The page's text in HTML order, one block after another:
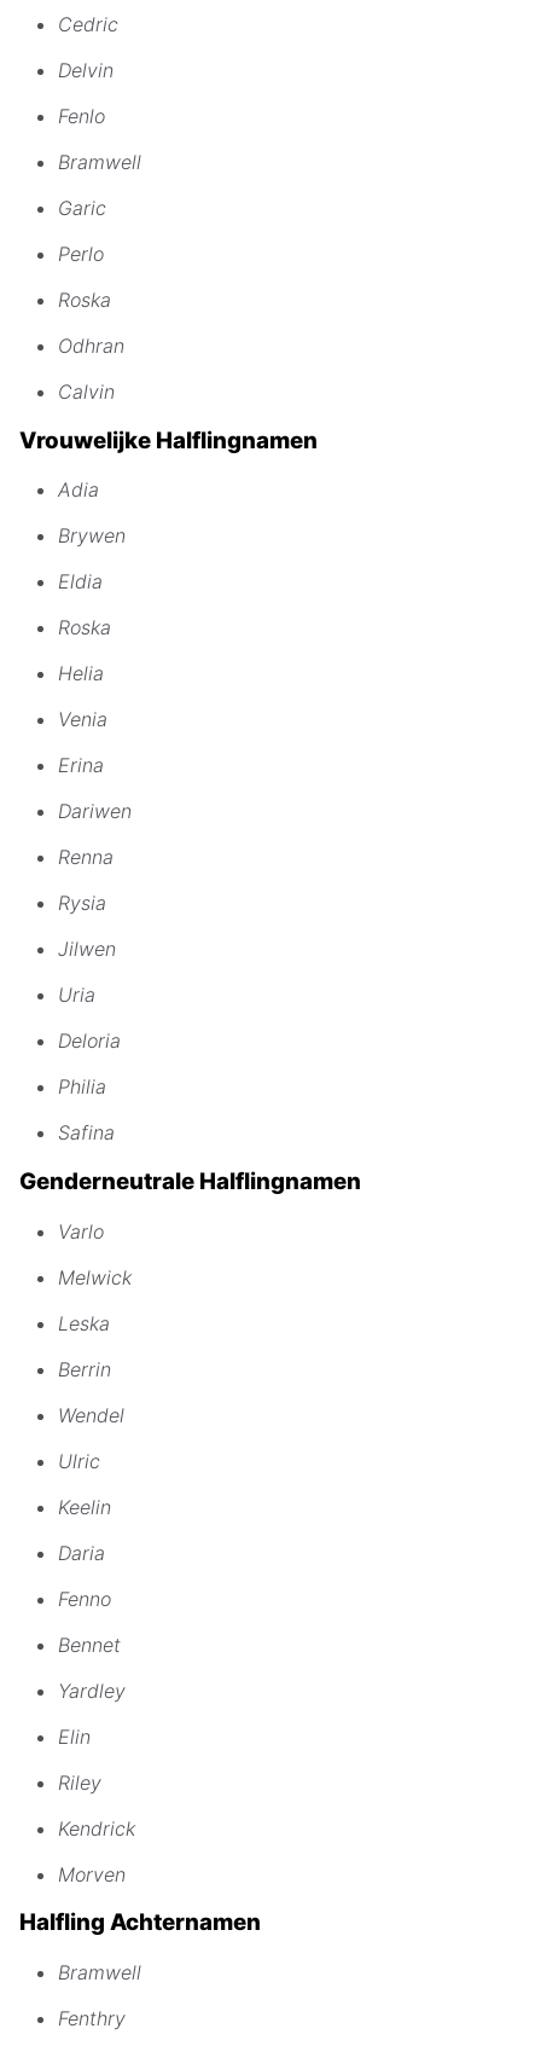
Cedric
Delvin
Fenlo
Bramwell
Garic
Perlo
Roska
Odhran
Calvin
Vrouwelijke Halflingnamen
Adia
Brywen
Eldia
Roska
Helia
Venia
Erina
Dariwen
Renna
Rysia
Jilwen
Uria
Deloria
Philia
Safina
Genderneutrale Halflingnamen
Varlo
Melwick
Leska
Berrin
Wendel
Ulric
Keelin
Daria
Fenno
Bennet
Yardley
Elin
Riley
Kendrick
Morven
Halfling Achternamen
Bramwell
Fenthry